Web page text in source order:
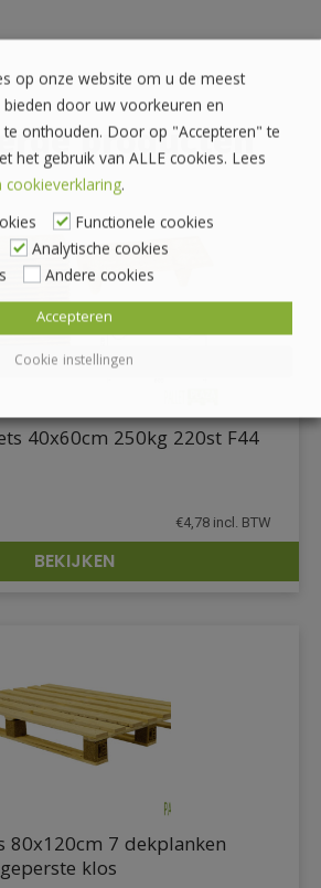
producten
DETAILS
40x60cm 250kg 220st F44
€4,78 incl. BTW
BEKIJKEN
80x120cm 7 dekplanken
klos
op onze website om u de meest
door uw voorkeuren en
onthouden. Door op "Accepteren" te
het gebruik van ALLE cookies. Lees
cookieverklaring.
Functionele cookies
Analytische cookies
Andere cookies
Cookie instellingen
Accepteren